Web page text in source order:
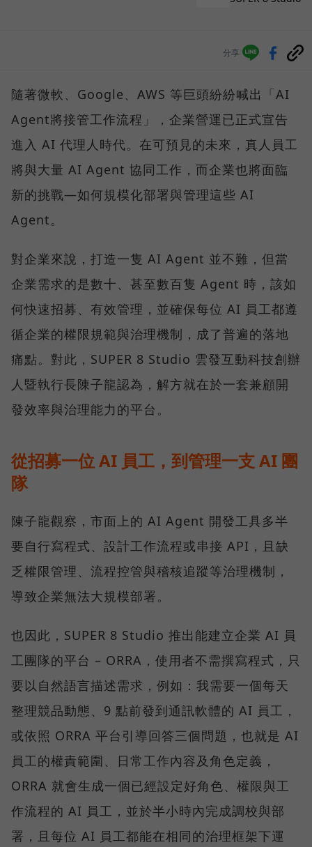
分享
隨著微軟、Google、AWS 等巨頭紛紛喊出「AI
Agent將接管工作流程」，企業營運已正式宣告
進入 AI 代理人時代。在可預見的未來，真人員工
將與大量 AI Agent 協同工作，而企業也將面臨
新的挑戰—如何規模化部署與管理這些 AI
Agent。
對企業來說，打造一隻 AI Agent 並不難，但當
企業需求的是數十、甚至數百隻 Agent 時，該如
何快速招募、有效管理，並確保每位 AI 員工都遵
循企業的權限規範與治理機制，成了普遍的落地
痛點。對此，SUPER 8 Studio 雲發互動科技創辦
人暨執行長陳子龍認為，解方就在於一套兼顧開
發效率與治理能力的平台。
從招募一位 AI 員工，到管理一支 AI 團
隊
陳子龍觀察，市面上的 AI Agent 開發工具多半
要自行寫程式、設計工作流程或串接 API，且缺
乏權限管理、流程控管與稽核追蹤等治理機制，
導致企業無法大規模部署。
也因此，SUPER 8 Studio 推出能建立企業 AI 員
工團隊的平台 – ORRA，使用者不需撰寫程式，只
要以自然語言描述需求，例如：我需要一個每天
整理競品動態、9 點前發到通訊軟體的 AI 員工，
或依照 ORRA 平台引導回答三個問題，也就是 AI
員工的權責範圍、日常工作內容及角色定義，
ORRA 就會生成一個已經設定好角色、權限與工
作流程的 AI 員工，並於半小時內完成調校與部
署，且每位 AI 員工都能在相同的治理框架下運